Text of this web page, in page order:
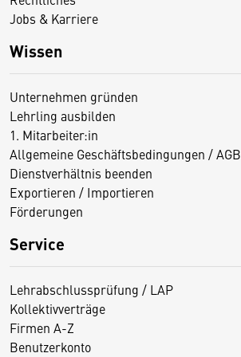
Jobs & Karriere
Wissen
Unternehmen gründen
Lehrling ausbilden
1. Mitarbeiter:in
Allgemeine Geschäftsbedingungen / AGB
Dienstverhältnis beenden
Exportieren / Importieren
Förderungen
Service
Lehrabschlussprüfung / LAP
Kollektivverträge
Firmen A-Z
Benutzerkonto